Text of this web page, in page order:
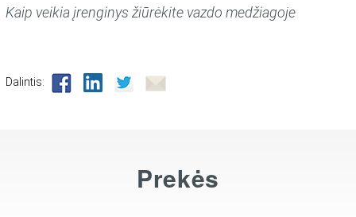
Kaip veikia įrenginys žiūrėkite vazdo medžiagoje
Dalintis:
Prekės